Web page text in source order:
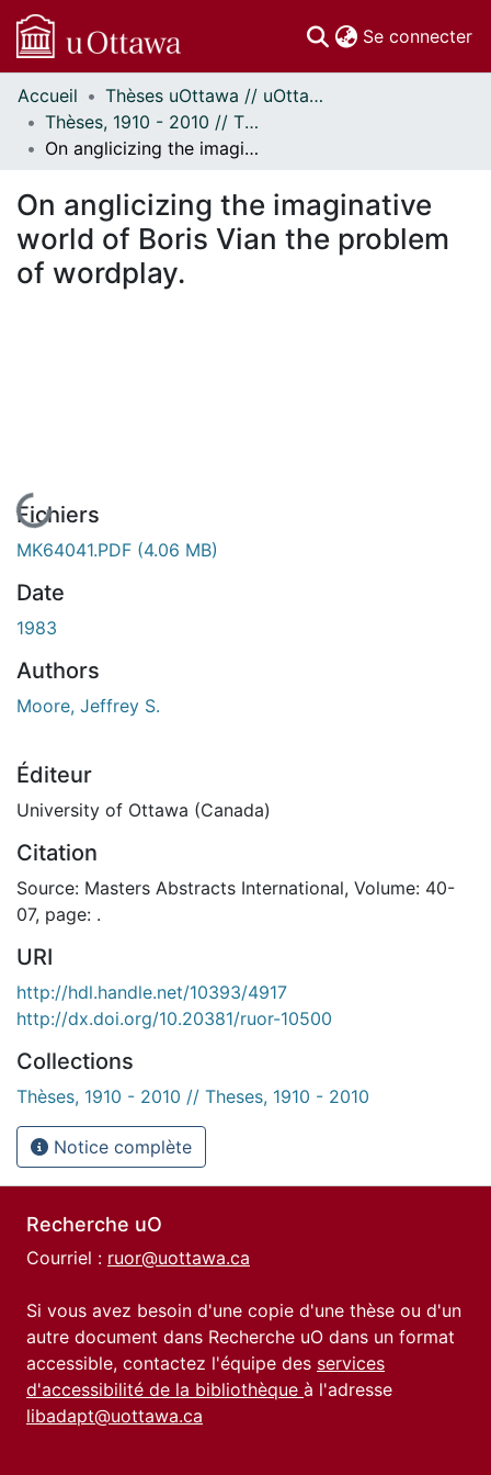
Se connecter
Communautés
et collections
Parcourir
À propos
Accueil
Thèses uOttawa // uOttawa Theses
Thèses, 1910 - 2010 // Theses, 1910 - 2010
On anglicizing the imaginative world of Boris Vian the problem of wordplay.
On anglicizing the imaginative
world of Boris Vian the problem
of wordplay.
En cours de chargement...
Fichiers
MK64041.PDF (4.06 MB)
Date
1983
Authors
Moore, Jeffrey S.
Éditeur
University of Ottawa (Canada)
Citation
Source: Masters Abstracts International, Volume: 40-
07, page: .
URI
http://hdl.handle.net/10393/4917
http://dx.doi.org/10.20381/ruor-10500
Collections
Thèses, 1910 - 2010 // Theses, 1910 - 2010
Notice complète
Recherche uO
Courriel : ruor@uottawa.ca
Si vous avez besoin d'une copie d'une thèse ou d'un
autre document dans Recherche uO dans un format
accessible, contactez l'équipe des services
d'accessibilité de la bibliothèque à l'adresse
libadapt@uottawa.ca